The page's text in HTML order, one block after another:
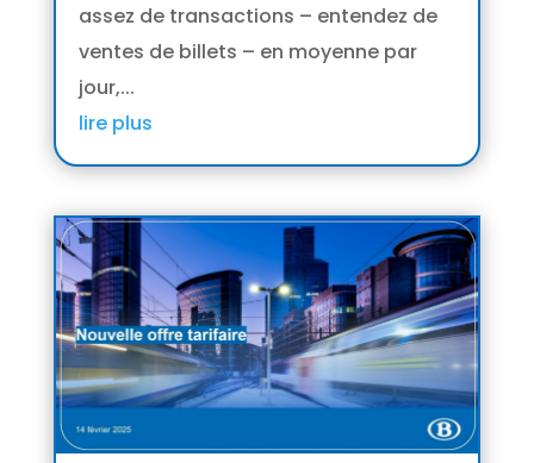
assez de transactions – entendez de
ventes de billets – en moyenne par
jour,...
lire plus